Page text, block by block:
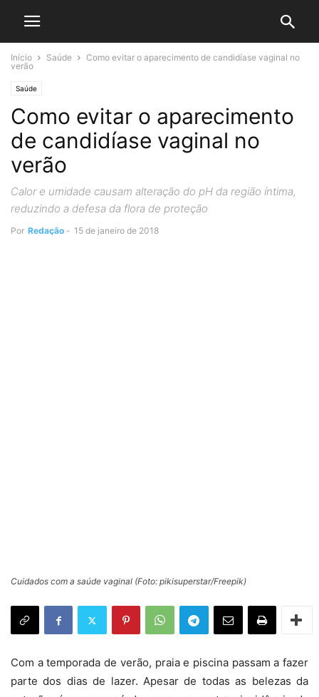
Início Saúde
Como evitar o aparecimento de candidíase vaginal no
verão
Saúde
Como evitar o aparecimento
de candidíase vaginal no
verão
Calor e umidade causam alteração do pH da região íntima,
reduzindo a defesa da flora de proteção
Por Redação - 15 de janeiro de 2018
Cuidados com a saúde vaginal (Foto: pikisuperstar/Freepik)
Com a temporada de verão, praia e piscina passam a fazer
parte dos dias de lazer. Apesar de todas as belezas da